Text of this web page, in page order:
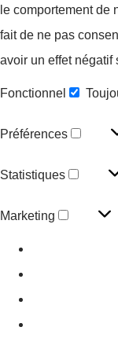
le comportement de
fait de ne pas
avoir un effet négatif
Fonctionnel
Préférences
Statistiques
Marketing